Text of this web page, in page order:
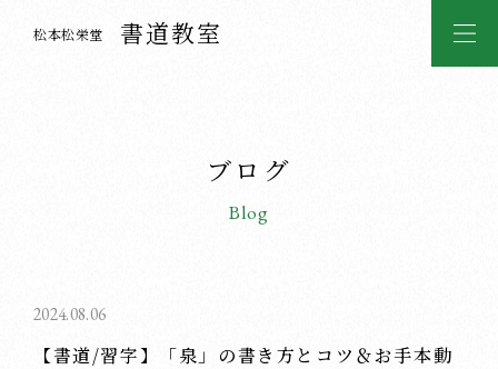
松本松栄堂 書道教室
ブログ
Blog
2024.08.06
【書道/習字】「泉」の書き方とコツ＆お手本動